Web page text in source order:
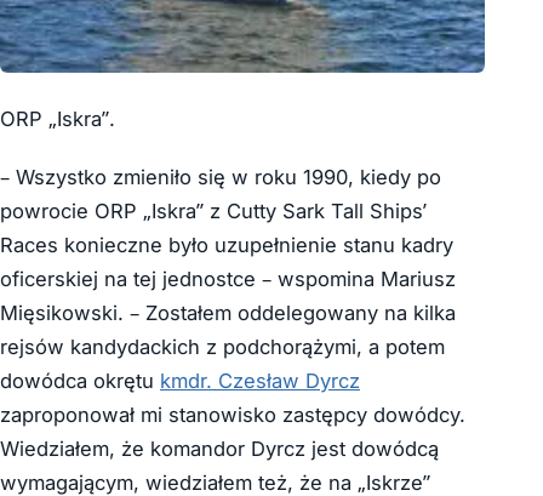
ORP „Iskra”.
– Wszystko zmieniło się w roku 1990, kiedy po
powrocie ORP „Iskra” z Cutty Sark Tall Ships’
Races konieczne było uzupełnienie stanu kadry
oficerskiej na tej jednostce – wspomina Mariusz
Mięsikowski. – Zostałem oddelegowany na kilka
rejsów kandydackich z podchorążymi, a potem
dowódca okrętu kmdr. Czesław Dyrcz
zaproponował mi stanowisko zastępcy dowódcy.
Wiedziałem, że komandor Dyrcz jest dowódcą
wymagającym, wiedziałem też, że na „Iskrze”